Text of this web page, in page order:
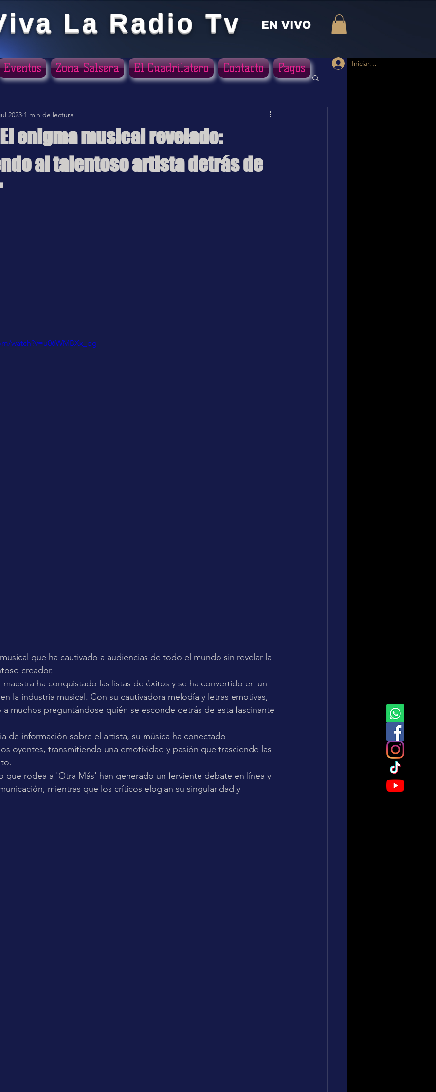
La Radio Tv EN VIVO
Iniciar sesión
enigma musical revelado:
al talentoso artista detrás de
2023 1 min de lectura
watch?v=u06WMBXx_bg
que ha cautivado a audiencias de todo el mundo sin revelar la
creador.
maestra ha conquistado las listas de éxitos y se ha convertido en un
la industria musical. Con su cautivadora melodía y letras emotivas,
muchos preguntándose quién se esconde detrás de esta fascinante
de información sobre el artista, su música ha conectado
oyentes, transmitiendo una emotividad y pasión que trasciende las
que rodea a 'Otra Más' han generado un ferviente debate en línea y
mientras que los críticos elogian su singularidad y
Eventos Zona Salsera El Cuadrilatero Contacto Pagos